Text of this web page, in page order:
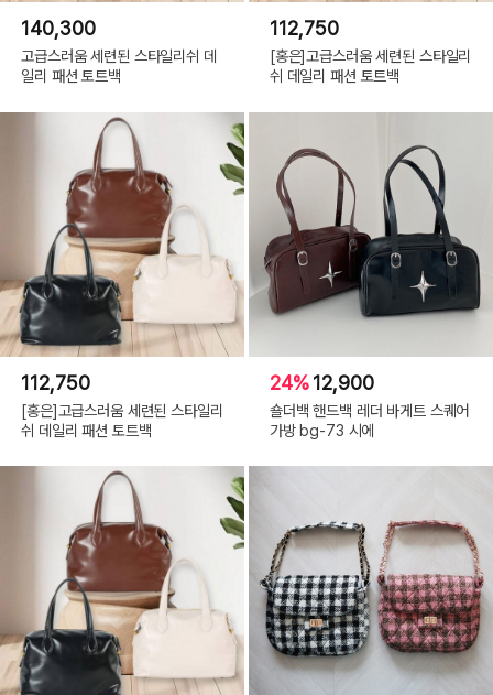
140,300
고급스러움 세련된 스타일리쉬 데
일리 패션 토트백
112,750
[홍은]고급스러움 세련된 스타일리
쉬 데일리 패션 토트백
112,750
[홍은]고급스러움 세련된 스타일리
쉬 데일리 패션 토트백
24%12,900
숄더백 핸드백 레더 바게트 스퀘어
가방 bg-73 시에